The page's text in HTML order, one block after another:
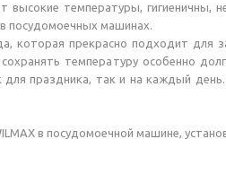
высокие температуры,
посудомоечных машинах.
которая прекрасно подходит для
сохранять температуру особенно
для праздника, так и на каждый
в посудомоечной машине,